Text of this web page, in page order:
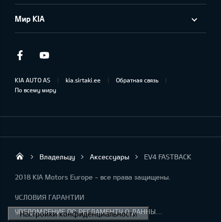
Мир KIA
Facebook
KIA AUTO AS kia.sirtaki.ee
Обратная связь
По всему миру
Sirtaki OÜ
Владельцу Аксессуары EV4 FASTBACK
2018 KIA Motors Europe - все права защищены.
УСЛОВИЯ ГАРАНТИИ